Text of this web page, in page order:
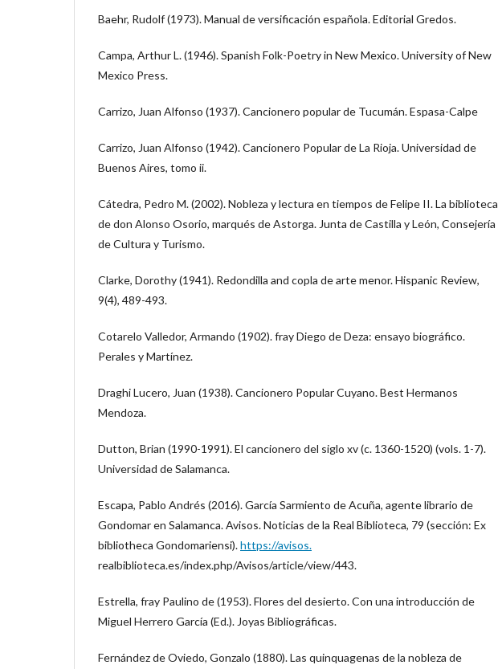
Baehr, Rudolf (1973). Manual de versificación española. Editorial Gredos.
Campa, Arthur L. (1946). Spanish Folk-Poetry in New Mexico. University of New
Mexico Press.
Carrizo, Juan Alfonso (1937). Cancionero popular de Tucumán. Espasa-Calpe
Carrizo, Juan Alfonso (1942). Cancionero Popular de La Rioja. Universidad de
Buenos Aires, tomo ii.
Cátedra, Pedro M. (2002). Nobleza y lectura en tiempos de Felipe II. La biblioteca
de don Alonso Osorio, marqués de Astorga. Junta de Castilla y León, Consejería
de Cultura y Turismo.
Clarke, Dorothy (1941). Redondilla and copla de arte menor. Hispanic Review,
9(4), 489-493.
Cotarelo Valledor, Armando (1902). fray Diego de Deza: ensayo biográfico.
Perales y Martínez.
Draghi Lucero, Juan (1938). Cancionero Popular Cuyano. Best Hermanos
Mendoza.
Dutton, Brian (1990-1991). El cancionero del siglo xv (c. 1360-1520) (vols. 1-7).
Universidad de Salamanca.
Escapa, Pablo Andrés (2016). García Sarmiento de Acuña, agente librario de
Gondomar en Salamanca. Avisos. Noticias de la Real Biblioteca, 79 (sección: Ex
bibliotheca Gondomariensi).https://avisos.
realbiblioteca.es/index.php/Avisos/article/view/443.
Estrella, fray Paulino de (1953). Flores del desierto. Con una introducción de
Miguel Herrero García (Ed.). Joyas Bibliográficas.
Fernández de Oviedo, Gonzalo (1880). Las quinquagenas de la nobleza de